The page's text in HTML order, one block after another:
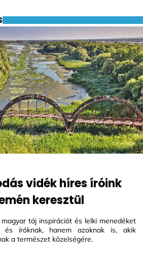
vidék híres íróink
keresztül
táj inspirációt és lelki menedéket
és íróknak, hanem azoknak is, akik
a természet közelségére.